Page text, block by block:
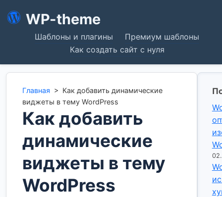
WP-theme
Шаблоны и плагины
Премиум шаблоны
Как создать сайт с нуля
Главная > Как добавить динамические
виджеты в тему WordPress
Как добавить
динамические
виджеты в тему
WordPress